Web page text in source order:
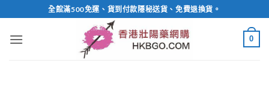
to
content
全館滿500免運、貨到付款隱秘送貨、免費退換貨。
0